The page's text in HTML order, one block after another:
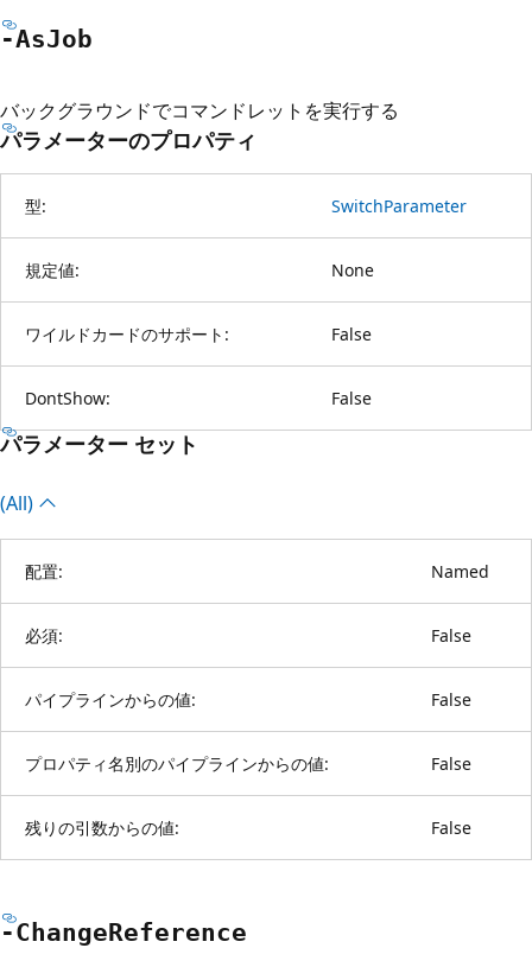
-AsJob
バックグラウンドでコマンドレットを実行する
パラメーターのプロパティ
型: SwitchParameter
規定値: None
ワイルドカードのサポート: False
DontShow: False
パラメーター セット
(All)
配置: Named
必須: False
パイプラインからの値: False
プロパティ名別のパイプラインからの値: False
残りの引数からの値: False
-ChangeReference